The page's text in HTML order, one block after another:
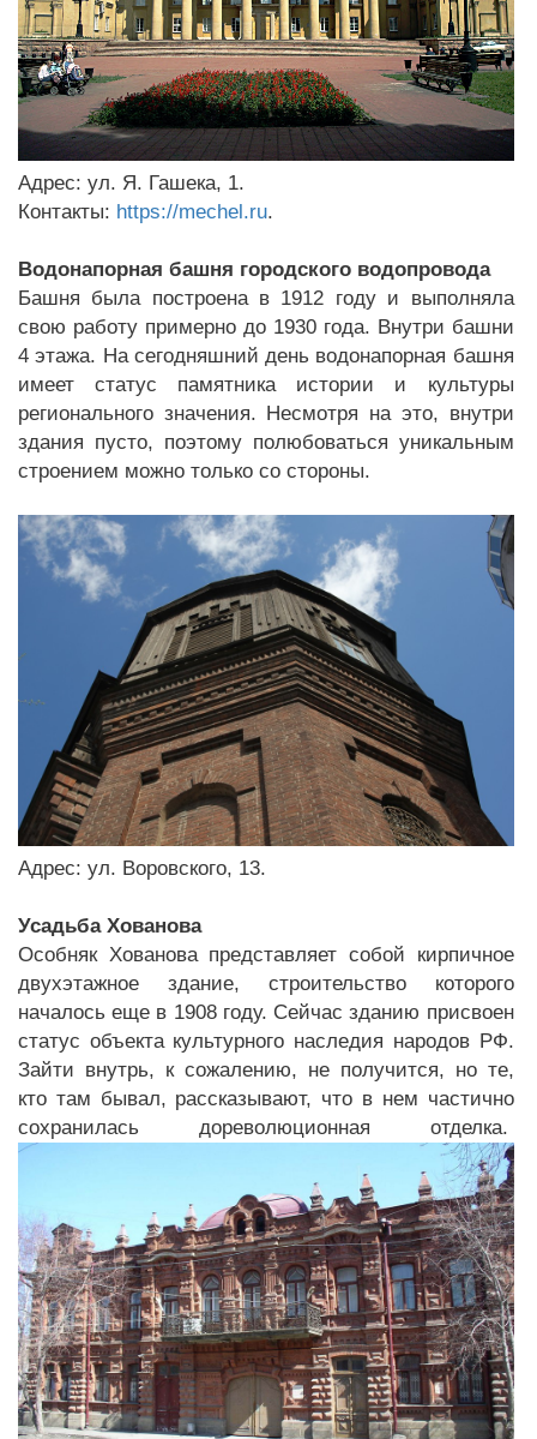
Адрес: ул. Я. Гашека, 1.
Контакты: https://mechel.ru.
Водонапорная башня городского водопровода
Башня была построена в 1912 году и выполняла
свою работу примерно до 1930 года. Внутри башни
4 этажа. На сегодняшний день водонапорная башня
имеет статус памятника истории и культуры
регионального значения. Несмотря на это, внутри
здания пусто, поэтому полюбоваться уникальным
строением можно только со стороны.
Адрес: ул. Воровского, 13.
Усадьба Хованова
Особняк Хованова представляет собой кирпичное
двухэтажное здание, строительство которого
началось еще в 1908 году. Сейчас зданию присвоен
статус объекта культурного наследия народов РФ.
Зайти внутрь, к сожалению, не получится, но те,
кто там бывал, рассказывают, что в нем частично
сохранилась дореволюционная отделка.